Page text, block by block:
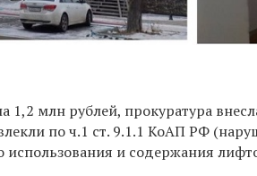
1,2 млн рублей, прокуратура
по ч.1 ст. 9.1.1 КоАП РФ
использования и содержания